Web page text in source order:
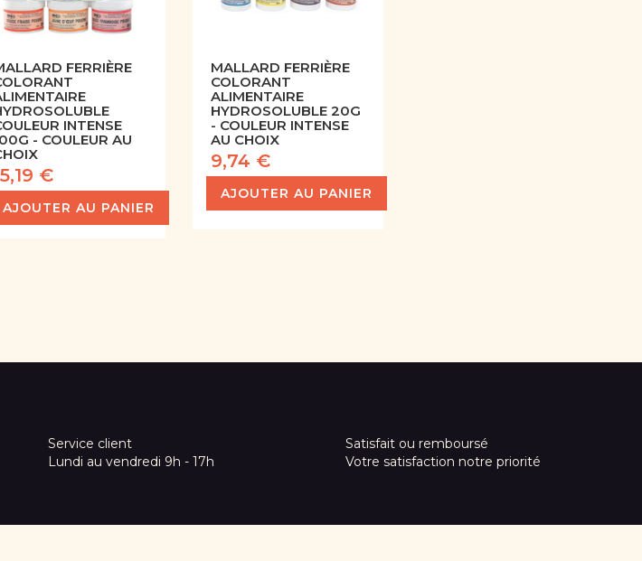
FERRIÈRE
INTENSE
- COULEUR AU
€
AJOUTER AU PANIER
MALLARD FERRIÈRE
COLORANT
ALIMENTAIRE
HYDROSOLUBLE 20G
- COULEUR INTENSE
AU CHOIX
9,74 €
AJOUTER AU PANIER
Service client
Lundi au vendredi 9h - 17h
Satisfait ou remboursé
Votre satisfaction notre priorité